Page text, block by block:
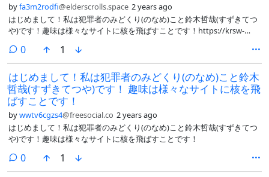
byfa3m2rodfi@elderscrolls.space 2 years ago
はじめまして！私は犯罪者のみどくり(のなめ)こと鈴木哲哉(すずきてつ
や)です！趣味は様々なサイトに核を飛ばすことです！https://krsw-
https://midokuriserver.github.io/minidon/@asklemmy@lemmy.world
@Kriss_S_vcld@vocalodon.net @cato@chaosfurs.social
@ano_desuwa@misskey.io @paul_denton@mastodon.social
@Hundo@nicomedkey.cc @syooka@misskey.life
@Nijicolor@misskey.io @PolyWolf@social.treehouse.systems
@ochanomiya@misskey.io @skycream99@misskey.io
@tenka@misskey.io @burunomuyo78@misskey.io
@zaubermaerchen@fedibird.com @asami@trpger.us
0comments
1
はじめまして！私は犯罪者のみどくり(のなめ)こと鈴木
哲哉(すずきてつや)です！ 趣味は様々なサイトに核を飛
ばすことです！
bywwtv6cgzs4@freesocial.co 2 years ago
はじめまして！私は犯罪者のみどくり(のなめ)こと鈴木哲哉(すずきてつ
や)です！趣味は様々なサイトに核を飛ばすことです！
0comments
1